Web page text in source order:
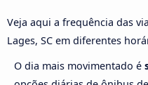
Veja aqui a frequência das
Lages, SC em diferentes
O dia mais movimentado é